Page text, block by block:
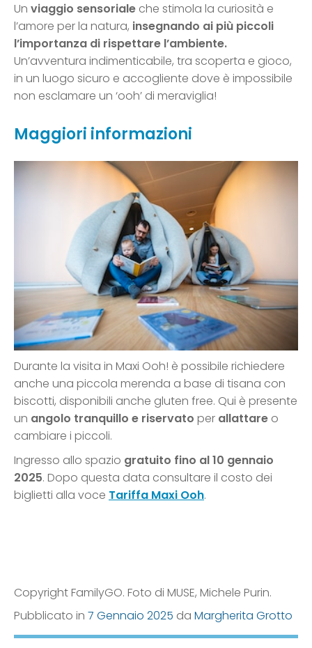
Un viaggio sensoriale che stimola la curiosità e
l’amore per la natura, insegnando ai più piccoli
l’importanza di rispettare l’ambiente.
Un’avventura indimenticabile, tra scoperta e gioco,
in un luogo sicuro e accogliente dove è impossibile
non esclamare un ‘ooh’ di meraviglia!
Maggiori informazioni
Durante la visita in Maxi Ooh! è possibile richiedere
anche una piccola merenda a base di tisana con
biscotti, disponibili anche gluten free. Qui è presente
un angolo tranquillo e riservato per allattare o
cambiare i piccoli.
Ingresso allo spazio gratuito fino al 10 gennaio
2025. Dopo questa data consultare il costo dei
biglietti alla voce Tariffa Maxi Ooh.
Copyright FamilyGO. Foto di MUSE, Michele Purin.
Pubblicato in 7 Gennaio 2025 da Margherita Grotto